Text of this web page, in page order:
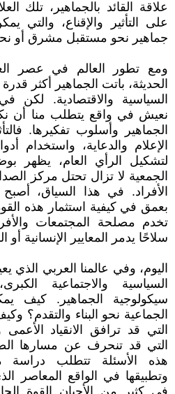
علاقة القائد بالجماهير، تلك
على التأثير والإقناع، والتي
جماهير نحو مستقبل مشرق أو
ومع تطور العالم في عصر
الحديثة، باتت الجماهير أكثر
السياسية والاقتصادية. لكن
نعيش في واقع يتطلب منا أن
الجماهير وأسلوب تفكيرها.
الإعلام والدعاية، واستخدام
لتشكيل الرأي العام، يظهر
الجمعية لا تزال تحتل مركز
الأفراد. في هذا السياق،
بعمق في كيفية استثمار هذه
تخدم مصلحة المجتمعات
سلاحًا يدمر المعايير الإنسانية أو
اليوم، وفي عالمنا العربي الذي
السياسية والاجتماعية
سيكولوجية الجماهير. كيف
الجماعية نحو البناء والتقدم؟
التي قد ترافق الانقياد
التي قد تنحرف عن مسارها
هذه الأسئلة تتطلب دراسة
وتطبيقها في الواقع المعاصر